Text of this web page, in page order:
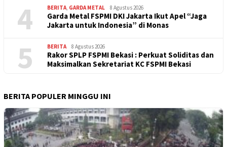
4 BERITA, GARDA METAL 8 Agustus 2026
Garda Metal FSPMI DKI Jakarta Ikut Apel “Jaga
Jakarta untuk Indonesia” di Monas
5 BERITA 8 Agustus 2026
Rakor SPLP FSPMI Bekasi : Perkuat Soliditas dan
Maksimalkan Sekretariat KC FSPMI Bekasi
BERITA POPULER MINGGU INI